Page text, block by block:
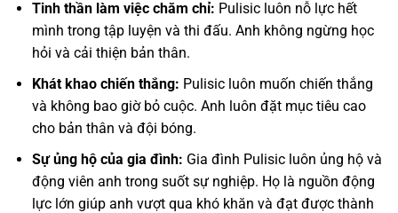
Tinh thần làm việc chăm chỉ: Pulisic luôn nỗ lực hết
mình trong tập luyện và thi đấu. Anh không ngừng học
hỏi và cải thiện bản thân.
Khát khao chiến thắng: Pulisic luôn muốn chiến thắng
và không bao giờ bỏ cuộc. Anh luôn đặt mục tiêu cao
cho bản thân và đội bóng.
Sự ủng hộ của gia đình: Gia đình Pulisic luôn ủng hộ và
động viên anh trong suốt sự nghiệp. Họ là nguồn động
lực lớn giúp anh vượt qua khó khăn và đạt được thành